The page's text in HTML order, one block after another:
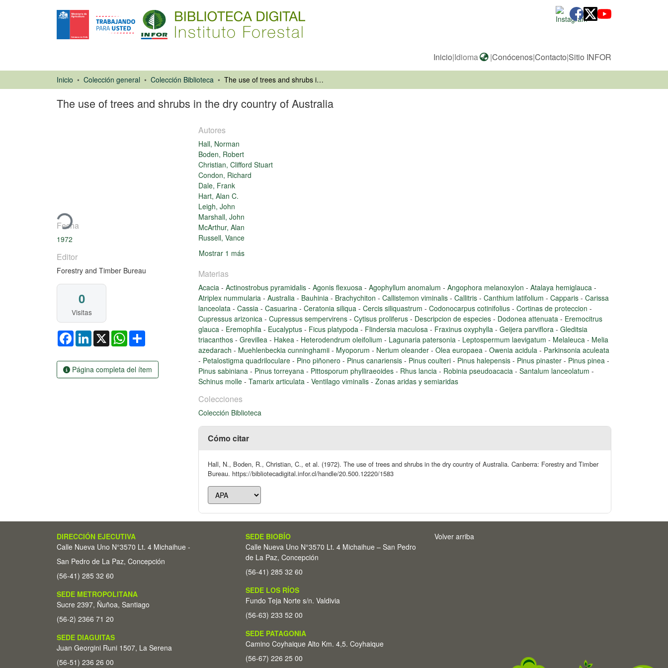
Inicio|Idioma |Conócenos|Contacto|Sitio INFOR
Inicio Colección general Colección Biblioteca The use of trees and shrubs in the dry country of Australia
The use of trees and shrubs in the dry country of Australia
Cargando...
Fecha
1972
Editor
Forestry and Timber Bureau
0
Visitas
FacebookLinkedIn
X WhatsApp
Página completa del ítem
Autores
Hall, Norman
Boden, Robert
Christian, Clifford Stuart
Condon, Richard
Dale, Frank
Hart, Alan C.
Leigh, John
Marshall, John
McArthur, Alan
Russell, Vance
Mostrar 1 más
Materias
Acacia - Actinostrobus pyramidalis - Agonis flexuosa - Agophyllum anomalum - Angophora melanoxylon - Atalaya hemiglauca -
Atriplex nummularia - Australia - Bauhinia - Brachychiton - Callistemon viminalis - Callitris - Canthium latifolium - Capparis - Carissa
lanceolata - Cassia - Casuarina - Ceratonia siliqua - Cercis siliquastrum - Codonocarpus cotinifolius - Cortinas de proteccion -
Cupressus arizonica - Cupressus sempervirens - Cytisus proliferus - Descripcion de especies - Dodonea attenuata - Eremocitrus
glauca - Eremophila - Eucalyptus - Ficus platypoda - Flindersia maculosa - Fraxinus oxyphylla - Geijera parviflora - Gleditsia
triacanthos - Grevillea - Hakea - Heterodendrum oleifolium - Lagunaria patersonia - Leptospermum laevigatum - Melaleuca - Melia
azedarach - Muehlenbeckia cunninghamii - Myoporum - Nerium oleander - Olea europaea - Owenia acidula - Parkinsonia aculeata
- Petalostigma quadriloculare - Pino piñonero - Pinus canariensis - Pinus coulteri - Pinus halepensis - Pinus pinaster - Pinus pinea -
Pinus sabiniana - Pinus torreyana - Pittosporum phylliraeoides - Rhus lancia - Robinia pseudoacacia - Santalum lanceolatum -
Schinus molle - Tamarix articulata - Ventilago viminalis - Zonas aridas y semiaridas
Colecciones
Colección Biblioteca
Cómo citar
Hall, N., Boden, R., Christian, C., et al. (1972). The use of trees and shrubs in the dry country of Australia. Canberra: Forestry and Timber
Bureau. https://bibliotecadigital.infor.cl/handle/20.500.12220/1583
DIRECCIÓN EJECUTIVA
Calle Nueva Uno N°3570 Lt. 4 Michaihue -
San Pedro de La Paz, Concepción
(56-41) 285 32 60
SEDE METROPOLITANA
Sucre 2397, Ñuñoa, Santiago
(56-2) 2366 71 20
SEDE DIAGUITAS
Juan Georgini Runi 1507, La Serena
(56-51) 236 26 00
SEDE BIOBÍO
Calle Nueva Uno N°3570 Lt. 4 Michaihue – San Pedro
de La Paz, Concepción
(56-41) 285 32 60
SEDE LOS RÍOS
Fundo Teja Norte s/n. Valdivia
(56-63) 233 52 00
SEDE PATAGONIA
Camino Coyhaique Alto Km. 4,5. Coyhaique
(56-67) 226 25 00
Volver arriba